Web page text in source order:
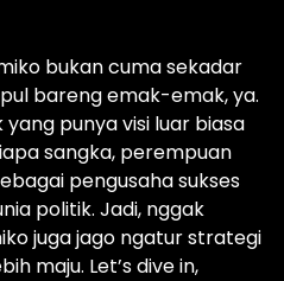
bukan cuma sekadar
bareng emak-emak, ya.
punya visi luar biasa
sangka, perempuan
pengusaha sukses
politik. Jadi, nggak
juga jago ngatur strategi
maju. Let’s dive in,